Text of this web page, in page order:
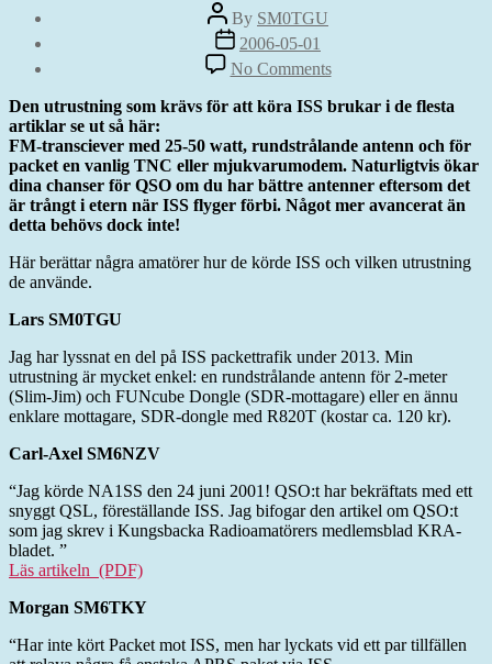
Post
author
By SM0TGU
Post
date
2006-05-01
No Commentson
Svenska
amatörer
om
sin
kontakt
med
Den utrustning som krävs för att köra ISS brukar i de flesta
artiklar se ut så här:
FM-transciever med 25-50 watt, rundstrålande antenn och för
packet en vanlig TNC eller mjukvarumodem. Naturligtvis ökar
dina chanser för QSO om du har bättre antenner eftersom det
är trångt i etern när ISS flyger förbi. Något mer avancerat än
detta behövs dock inte!
Här berättar några amatörer hur de körde ISS och vilken utrustning
de använde.
Lars SM0TGU
Jag har lyssnat en del på ISS packettrafik under 2013. Min
utrustning är mycket enkel: en rundstrålande antenn för 2-meter
(Slim-Jim) och FUNcube Dongle (SDR-mottagare) eller en ännu
enklare mottagare, SDR-dongle med R820T (kostar ca. 120 kr).
Carl-Axel SM6NZV
“Jag körde NA1SS den 24 juni 2001! QSO:t har bekräftats med ett
snyggt QSL, föreställande ISS. Jag bifogar den artikel om QSO:t
som jag skrev i Kungsbacka Radioamatörers medlemsblad KRA-
bladet. ”
Läs artikeln (PDF)
Morgan SM6TKY
“Har inte kört Packet mot ISS, men har lyckats vid ett par tillfällen